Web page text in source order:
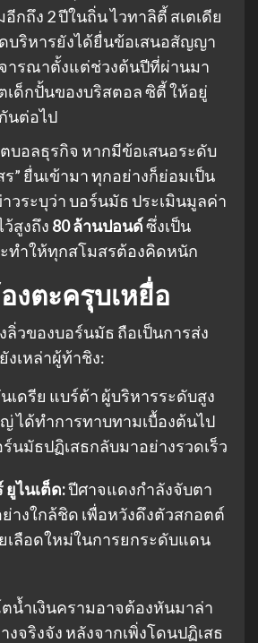
ถึง 2 ปีในถิ่น ไวทาลิตี้ สเตเดีย
บริหารยังได้ยื่นข้อเสนอสัญญา
ารณาตั้งแต่ช่วงต้นปีที่ผ่านมา
เด็กปั้นของบริสตอล ซิตี้ ให้อยู่
นต่อไป
บอลธุรกิจ หากมีข้อเสนอระดับ
” ยื่นเข้ามา ทุกอย่างก็ย่อมเป็น
วระบุว่า บอร์นมัธ ประเมินมูลค่า
สูงถึง 80 ล้านปอนด์ซึ่งเป็น
ทำให้ทุกสโมสรต้องคิดหนัก
งตะครุบเหยื่อ
ลิ่วของบอร์นมัธ ถือเป็นการส่ง
เหล่าผู้ท้าชิง:
เดรีย แบร์ต้า ผู้บริหารระดับสูง
ได้ทำการทาบทามเบื้องต้นไป
นมัธปฏิเสธกลับมาอย่างรวดเร็ว
ยูไนเต็ด:ปีศาจแดงกำลังจับตา
างใกล้ชิด เพื่อหวังดึงตัวสกอตต์
เลือดใหม่ในการยกระดับแดน
น้ำเงินครามอาจต้องหันมาล่า
จริงจัง หลังจากเพิ่งโดนปฏิเสธ